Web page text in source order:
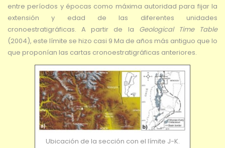
entre períodos y épocas como máxima autoridad para fijar la
extensión y edad de las diferentes unidades
cronoestratigráficas. A partir de la Geological Time Table
(2004), este límite se hizo casi 9 Ma de años más antiguo que lo
que proponían las cartas cronoestratigráficas anteriores.
Ubicación de la sección con el límite J-K.